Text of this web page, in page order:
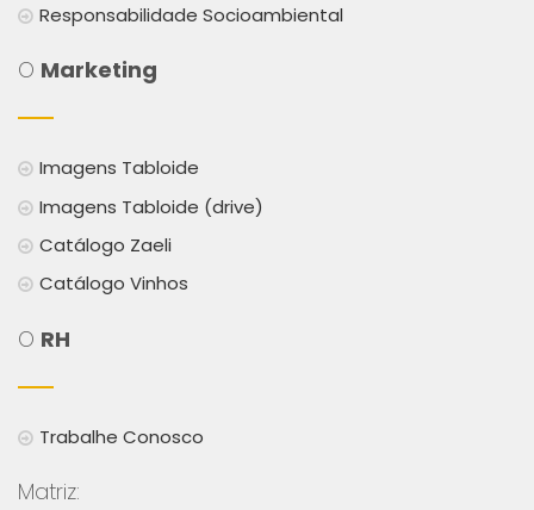
Responsabilidade Socioambiental
O Marketing
Imagens Tabloide
Imagens Tabloide (drive)
Catálogo Zaeli
Catálogo Vinhos
O RH
Trabalhe Conosco
Matriz: